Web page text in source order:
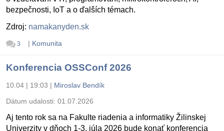
bezpečnosti, IoT a o ďalších témach.
Zdroj: namakanyden.sk
3 | Komunita
Konferencia OSSConf 2026
10.04 | 19:03 | Miroslav Bendík
Dátum udalosti: 01.07.2026
Aj tento rok sa na Fakulte riadenia a informatiky Žilinskej
Univerzity v dňoch 1-3. júla 2026 bude konať konferencia